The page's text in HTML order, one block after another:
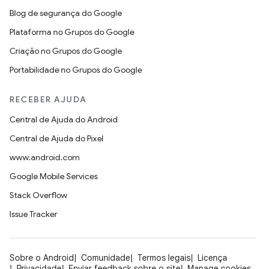
Blog de segurança do Google
Plataforma no Grupos do Google
Criação no Grupos do Google
Portabilidade no Grupos do Google
RECEBER AJUDA
Central de Ajuda do Android
Central de Ajuda do Pixel
www.android.com
Google Mobile Services
Stack Overflow
Issue Tracker
Sobre o Android Comunidade Termos legais
Licença